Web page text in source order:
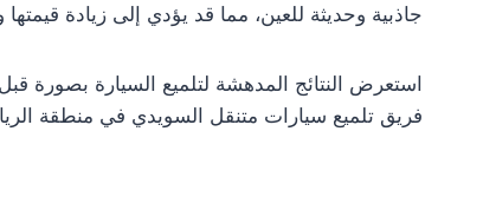
جاذبية وحديثة للعين، مما قد يؤدي إلى زيادة قيمتها
استعرض النتائج المدهشة لتلميع السيارة بصورة
فريق تلميع سيارات متنقل السويدي في منطقة